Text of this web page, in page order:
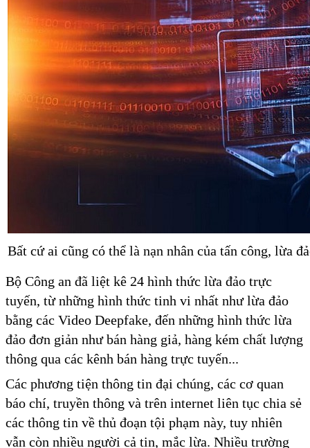
Bất cứ ai cũng có thể là nạn nhân của tấn công, lừa
Bộ Công an đã liệt kê 24 hình thức lừa đảo trực
tuyến, từ những hình thức tinh vi nhất như lừa đảo
bằng các Video Deepfake, đến những hình thức lừa
đảo đơn giản như bán hàng giả, hàng kém chất lượng
thông qua các kênh bán hàng trực tuyến...
Các phương tiện thông tin đại chúng, các cơ quan
báo chí, truyền thông và trên internet liên tục chia sẻ
các thông tin về thủ đoạn tội phạm này, tuy nhiên
vẫn còn nhiều người cả tin, mắc lừa. Nhiều trường